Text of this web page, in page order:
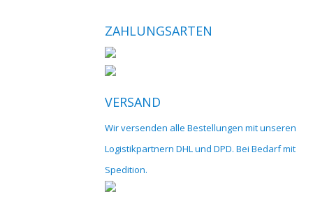
ZAHLUNGSARTEN
VERSAND
Wir versenden alle Bestellungen mit unseren
Logistikpartnern DHL und DPD. Bei Bedarf mit
Spedition.